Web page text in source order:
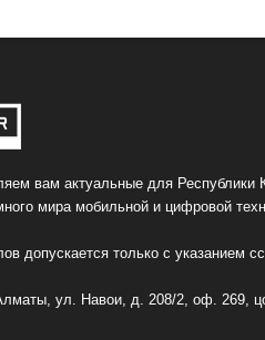
вам актуальные для Республики
мира мобильной и цифровой
допускается только с указанием
ул. Навои, д. 208/2, оф. 269,